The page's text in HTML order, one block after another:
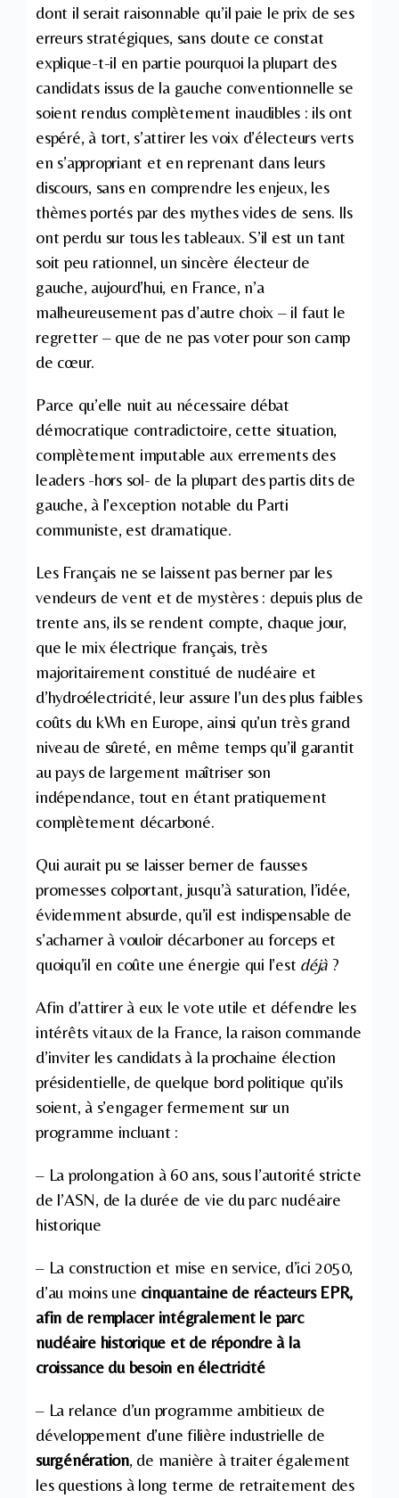
dont il serait raisonnable qu’il paie le prix de ses
erreurs stratégiques, sans doute ce constat
explique-t-il en partie pourquoi la plupart des
candidats issus de la gauche conventionnelle se
soient rendus complètement inaudibles : ils ont
espéré, à tort, s’attirer les voix d’électeurs verts
en s’appropriant et en reprenant dans leurs
discours, sans en comprendre les enjeux, les
thèmes portés par des mythes vides de sens. Ils
ont perdu sur tous les tableaux. S’il est un tant
soit peu rationnel, un sincère électeur de
gauche, aujourd’hui, en France, n’a
malheureusement pas d’autre choix – il faut le
regretter – que de ne pas voter pour son camp
de cœur.
Parce qu’elle nuit au nécessaire débat
démocratique contradictoire, cette situation,
complètement imputable aux errements des
leaders -hors sol- de la plupart des partis dits de
gauche, à l’exception notable du Parti
communiste, est dramatique.
Les Français ne se laissent pas berner par les
vendeurs de vent et de mystères : depuis plus de
trente ans, ils se rendent compte, chaque jour,
que le mix électrique français, très
majoritairement constitué de nucléaire et
d’hydroélectricité, leur assure l’un des plus faibles
coûts du kWh en Europe, ainsi qu’un très grand
niveau de sûreté, en même temps qu’il garantit
au pays de largement maîtriser son
indépendance, tout en étant pratiquement
complètement décarboné.
Qui aurait pu se laisser berner de fausses
promesses colportant, jusqu’à saturation, l’idée,
évidemment absurde, qu’il est indispensable de
s’acharner à vouloir décarboner au forceps et
quoiqu’il en coûte une énergie qui l’est déjà?
Afin d’attirer à eux le vote utile et défendre les
intérêts vitaux de la France, la raison commande
d’inviter les candidats à la prochaine élection
présidentielle, de quelque bord politique qu’ils
soient, à s’engager fermement sur un
programme incluant :
– La prolongation à 60 ans, sous l’autorité stricte
de l’ASN, de la durée de vie du parc nucléaire
historique
– La construction et mise en service, d’ici 2050,
d’au moins une cinquantaine de réacteurs EPR,
afin de remplacer intégralement le parc
nucléaire historique et de répondre à la
croissance du besoin en électricité
– La relance d’un programme ambitieux de
développement d’une filière industrielle de
surgénération, de manière à traiter également
les questions à long terme de retraitement des